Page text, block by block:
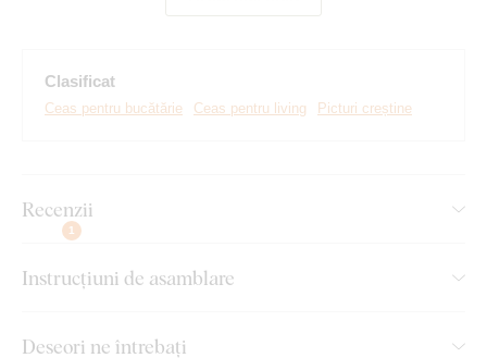
Principalele avantaje ale ceasului din
Ceasul este un accesoriu decorativ cu design modern
Fabricat ecologic din lemn
Mecanism silențios, fără ticăit
Design de lux, ideal pentru orice spațiu elegant
Clasificat
Ceas pentru bucătărie Ceas pentru living Picturi creștine
Recenzii
1
Instrucțiuni de asamblare
Deseori ne întrebați